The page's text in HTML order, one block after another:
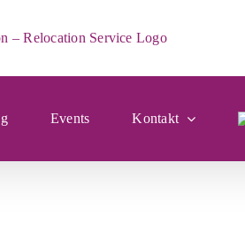
Events Kontakt